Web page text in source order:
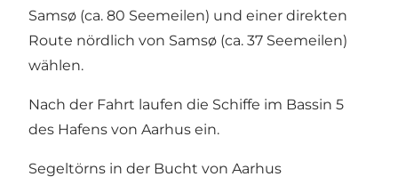
Samsø (ca. 80 Seemeilen) und einer direkten
Route nördlich von Samsø (ca. 37 Seemeilen)
wählen.
Nach der Fahrt laufen die Schiffe im Bassin 5
des Hafens von Aarhus ein.
Segeltörns in der Bucht von Aarhus